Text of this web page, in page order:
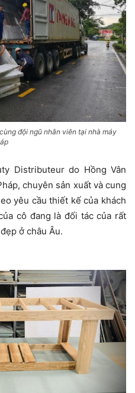
đội ngũ nhân viên tại nhà máy
Distributeur do Hồng Vân
chuyên sản xuất và cung
yêu cầu thiết kế của khách
cô đang là đối tác của rất
ở châu Âu.